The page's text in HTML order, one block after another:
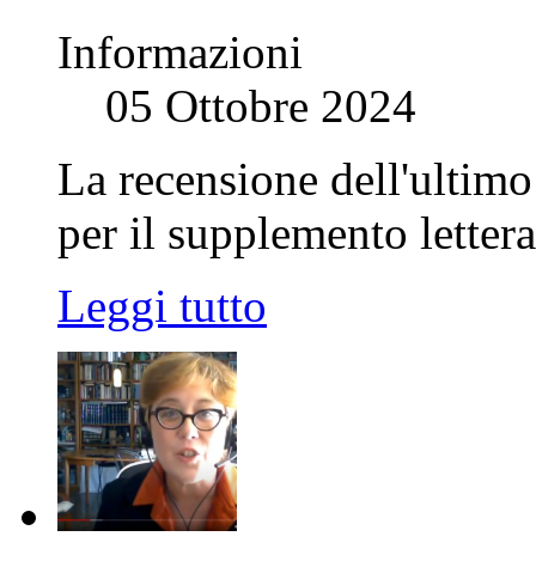
Informazioni
05 Ottobre 2024
La recensione
per il supplemento
Leggi tutto